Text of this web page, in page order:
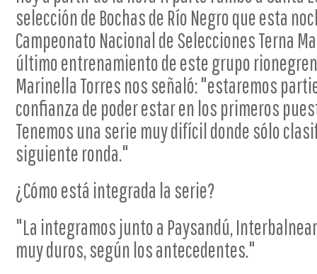
selección de Bochas de Río Negro que esta
Campeonato Nacional de Selecciones Terna
último entrenamiento de este grupo
Marinella Torres nos señaló: "estaremos
confianza de poder estar en los primeros
Tenemos una serie muy difícil donde sólo
siguiente ronda."
¿Cómo está integrada la serie?
"La integramos junto a Paysandú,
muy duros, según los antecedentes."